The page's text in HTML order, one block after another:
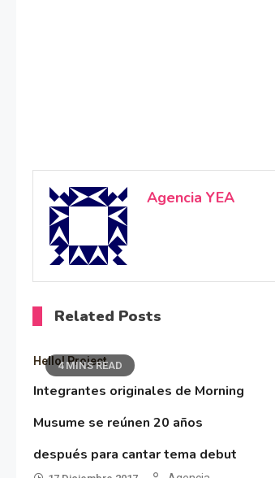
Agencia YEA
Related Posts
4 MINS READ
Hello! Project
Integrantes originales de Morning
Musume se reúnen 20 años
después para cantar tema debut